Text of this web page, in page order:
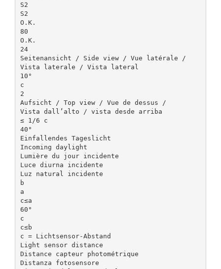
S2
S2
O.K.
80
O.K.
24
Seitenansicht / Side view / Vue latérale /
Vista laterale / Vista lateral
10°
c
2
Aufsicht / Top view / Vue de dessus /
Vista dall’alto / vista desde arriba
≤ 1/6 c
40°
Einfallendes Tageslicht
Incoming daylight
Lumière du jour incidente
Luce diurna incidente
Luz natural incidente
b
a
c≤a
60°
c
c≤b
c = Lichtsensor-Abstand
Light sensor distance
Distance capteur photométrique
Distanza fotosensore